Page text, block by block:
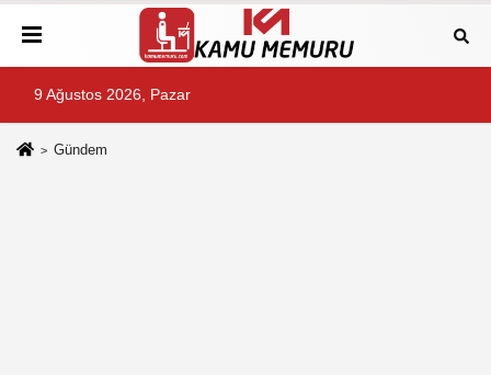
9 Ağustos 2026, Pazar
Gündem